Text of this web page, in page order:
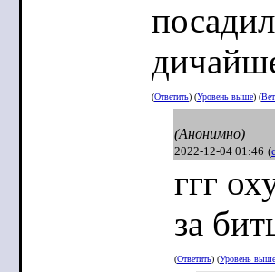
(Ответить) (Уровень выше) (
(Анонимно)
2022-12-04 01:46 (
ггг
за
(Ответить) (Уровень выше